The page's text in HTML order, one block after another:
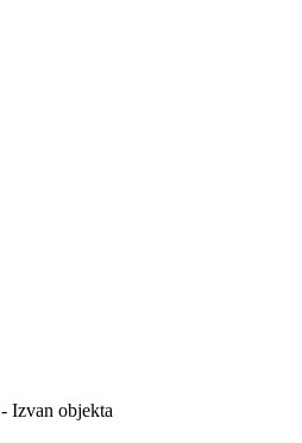
- Izvan objekta